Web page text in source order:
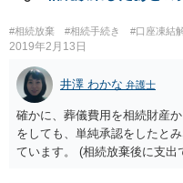
こともできます。この場合で
0万円分使えます。 父が亡くな
で相続する際は、4800万円が
亡くなってから相続すると、
るより非課税の枠が減少しま
いうことになります。これ以
んので、一度相談して想定す
#相続放棄 #相続手続き #口座凍結
2019年2月13日
井澤 わかな 弁護士
確かに、葬儀費用を相続財産
をしても、単純承認をしたと
ています。 (相続放棄後に支出